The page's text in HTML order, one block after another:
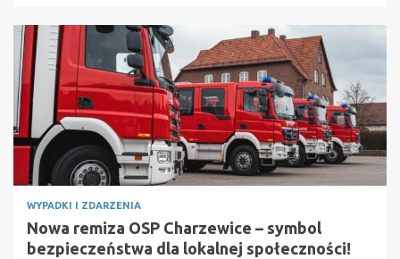
WYPADKI I ZDARZENIA
Nowa remiza OSP Charzewice – symbol
bezpieczeństwa dla lokalnej społeczności!